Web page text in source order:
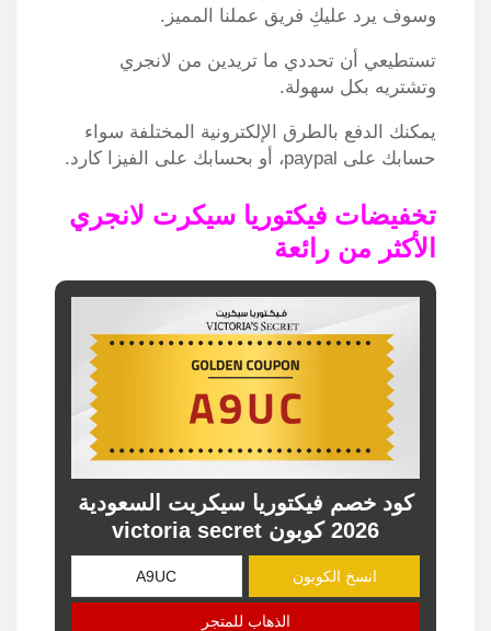
وسوف يرد عليكِ فريق عملنا المميز.
تستطيعي أن تحددي ما تريدين من لانجري
وتشتريه بكل سهولة.
يمكنك الدفع بالطرق الإلكترونية المختلفة سواء
حسابك على paypal، أو بحسابك على الفيزا كارد.
تخفيضات فيكتوريا سيكرت لانجري
الأكثر من رائعة
كود خصم فيكتوريا سيكريت السعودية
2026 كوبون victoria secret
انسخ الكوبون
الذهاب للمتجر